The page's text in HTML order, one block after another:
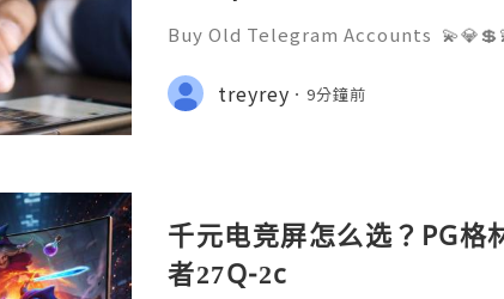
Buy Old Telegram Accounts
7768 💫💎💲💫🌐✨💎Telegram:
iscord: usadigitalhub
treyrey 9分鐘前
千元电竞屏怎么选？PG格
者27Q-2c